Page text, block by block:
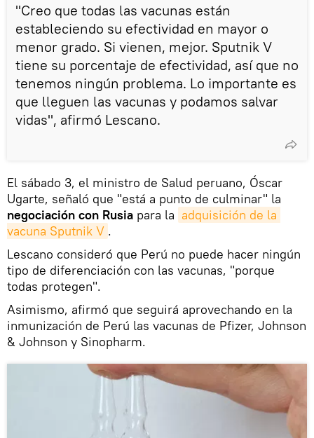
"Creo que todas las vacunas están
estableciendo su efectividad en mayor o
menor grado. Si vienen, mejor. Sputnik V
tiene su porcentaje de efectividad, así que no
tenemos ningún problema. Lo importante es
que lleguen las vacunas y podamos salvar
vidas", afirmó Lescano.
El sábado 3, el ministro de Salud peruano, Óscar
Ugarte, señaló que "está a punto de culminar" la
negociación con Rusia para la adquisición de la
vacuna Sputnik V .
Lescano consideró que Perú no puede hacer ningún
tipo de diferenciación con las vacunas, "porque
todas protegen".
Asimismo, afirmó que seguirá aprovechando en la
inmunización de Perú las vacunas de Pfizer, Johnson
& Johnson y Sinopharm.